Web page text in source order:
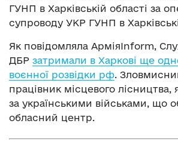
ГУНП в Харківській області за
супроводу УКР ГУНП в
Як повідомляла АрміяInform,
ДБР затримали в Харкові ще
воєнної розвідки рф .
працівник місцевого
за українськими військами, що
обласний центр.